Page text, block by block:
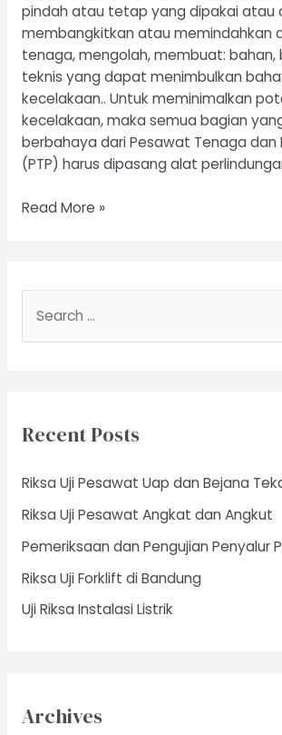
pindah atau tetap yang dipakai atau
membangkitkan atau memindahkan
tenaga, mengolah, membuat: bahan,
teknis yang dapat menimbulkan
kecelakaan.. Untuk meminimalkan
kecelakaan, maka semua bagian
berbahaya dari Pesawat Tenaga dan
(PTP) harus dipasang alat
Riksa
dan
Produksi
Read More »
h
:
Recent Posts
Riksa Uji Pesawat Uap dan Bejana
Riksa Uji Pesawat Angkat dan Angkut
Pemeriksaan dan Pengujian Penyalur
Riksa Uji Forklift di Bandung
Uji Riksa Instalasi Listrik
Archives